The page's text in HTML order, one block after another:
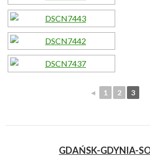
◄ 1 2 3
GDAŃSK-GDYNIA-